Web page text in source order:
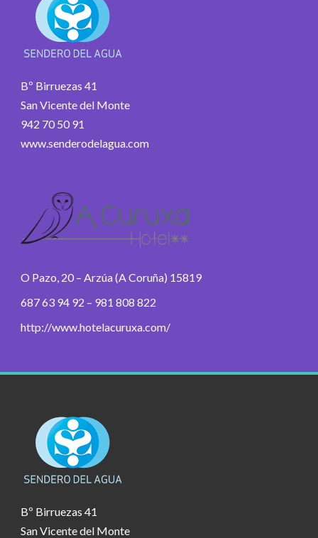
Bº Birruezas 41
San Vicente del Monte
942 70 50 91
www.senderodelagua.com
O Pazo, 20 – Arzúa (A Coruña) 15819
687 63 94 92 – 981 808 822
http://www.hotelacuruxa.com/
Bº Birruezas 41
San Vicente del Monte